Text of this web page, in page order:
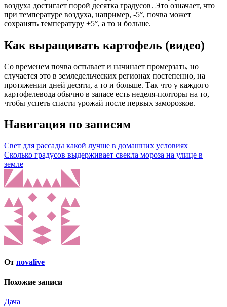
воздуха достигает порой десятка градусов. Это означает, что
при температуре воздуха, например, -5°, почва может
сохранять температуру +5°, а то и больше.
Как выращивать картофель (видео)
Со временем почва остывает и начинает промерзать, но
случается это в земледельческих регионах постепенно, на
протяжении дней десяти, а то и больше. Так что у каждого
картофелевода обычно в запасе есть неделя-полторы на то,
чтобы успеть спасти урожай после первых заморозков.
Навигация по записям
Свет для рассады какой лучше в домашних условиях
Сколько градусов выдерживает свекла мороза на улице в
земле
От novalive
Похожие записи
Дача